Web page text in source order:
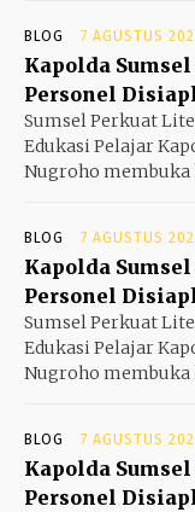
BLOG 7 AGUSTUS
Kapolda
Personel
Sumsel Perkuat
Edukasi Pelajar
Nugroho membuka
BLOG 7 AGUSTUS
Kapolda
Personel
Sumsel Perkuat
Edukasi Pelajar
Nugroho membuka
BLOG 7 AGUSTUS
Kapolda
Personel